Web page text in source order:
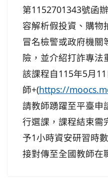
第1152701343號函
容解析假投資、購物
冒名檢警或政府機關
險，並介紹打詐專法
該課程自115年5月
師+(https://
請教師踴躍至平臺申
行選課，課程結束需
予1小時資安研習時
接對傳至全國教師在